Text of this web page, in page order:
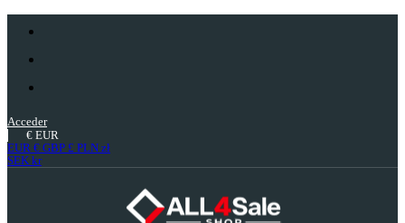
Acceder
€ EUR
EUR € GBP £ PLN zł
SEK kr